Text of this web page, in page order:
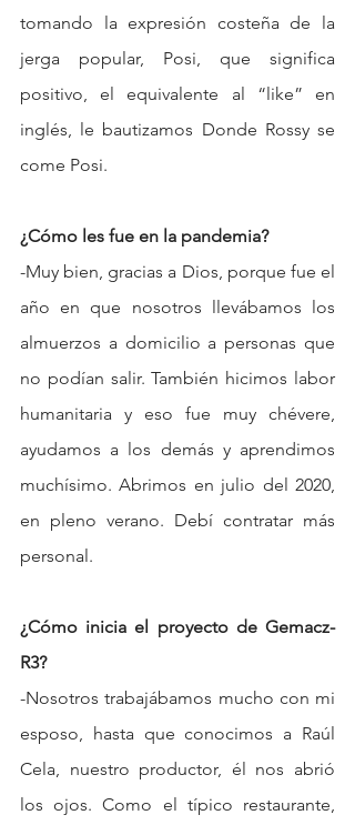
tomando la expresión costeña de la
jerga popular, Posi, que significa
positivo, el equivalente al “like” en
inglés, le bautizamos Donde Rossy se
come Posi.
¿Cómo les fue en la pandemia?
-Muy bien, gracias a Dios, porque fue el
año en que nosotros llevábamos los
almuerzos a domicilio a personas que
no podían salir. También hicimos labor
humanitaria y eso fue muy chévere,
ayudamos a los demás y aprendimos
muchísimo. Abrimos en julio del 2020,
en pleno verano. Debí contratar más
personal.
¿Cómo inicia el proyecto de Gemacz-
R3?
-Nosotros trabajábamos mucho con mi
esposo, hasta que conocimos a Raúl
Cela, nuestro productor, él nos abrió
los ojos. Como el típico restaurante,